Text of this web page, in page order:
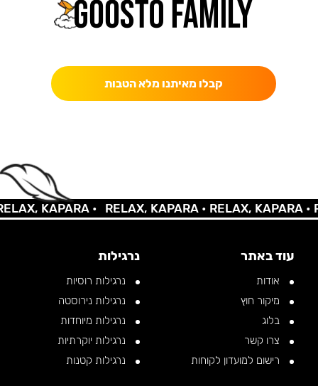
קבלו מאיתנו מלא הטבות
KAPARA • RELAX, KAPARA •RELAX, KAPARA •
עוד באתר
אודות
מיקור חוץ
בלוג
צרו קשר
רישום למועדון לקוחות
נרגילות
נרגילות רוסיות
נרגילות נירוסטה
נרגילות מיוחדות
נרגילות יוקרתיות
נרגילות קטנות